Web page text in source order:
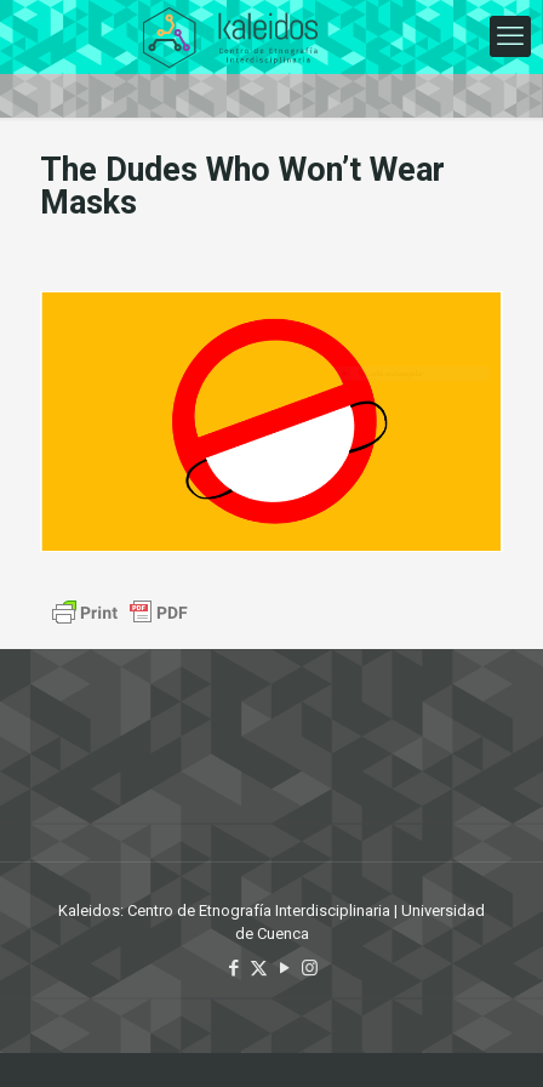
The Dudes Who Won’t Wear
Masks
Kaleidos: Centro de Etnografía Interdisciplinaria | Universidad
de Cuenca